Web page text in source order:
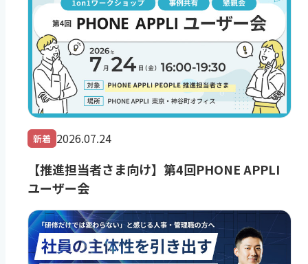
新着 2026.07.24
【推進担当者さま向け】第4回PHONE APPLI
ユーザー会